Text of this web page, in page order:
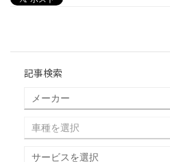
記事検索